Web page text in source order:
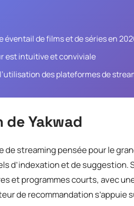
éventail de films et de séries en
est intuitive et conviviale
des plateformes de
Yakwad
de streaming pensée pour le
d’indexation et de suggestion.
et programmes courts, avec
de recommandation